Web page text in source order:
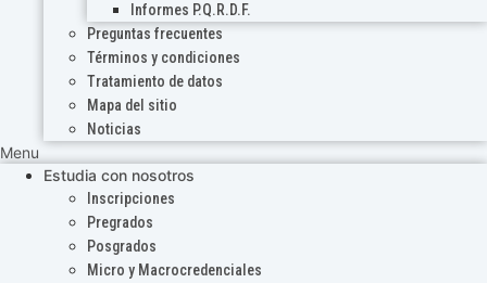
Informes P.Q.R.D.F.
Preguntas frecuentes
Términos y condiciones
Tratamiento de datos
Mapa del sitio
Noticias
Menu
Estudia con nosotros
Inscripciones
Pregrados
Posgrados
Micro y Macrocredenciales